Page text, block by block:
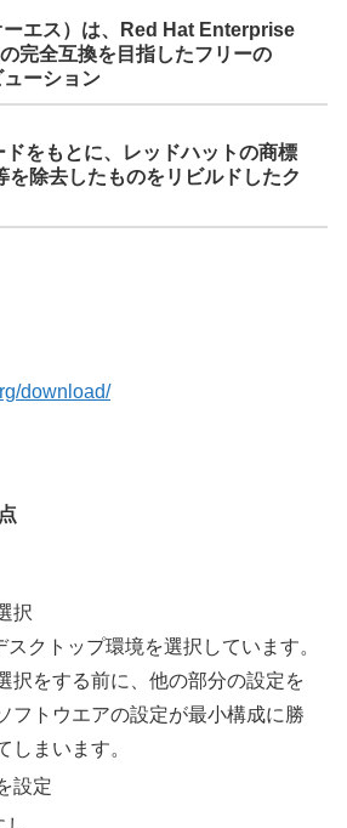
エス）は、Red Hat Enterprise
完全互換を目指したフリーの
ーション
をもとに、レッドハットの商標
を除去したものをリビルドしたク
download/
択
スクトップ環境を選択しています。
択をする前に、他の部分の設定を
フトウエアの設定が最小構成に勝
しまいます。
設定